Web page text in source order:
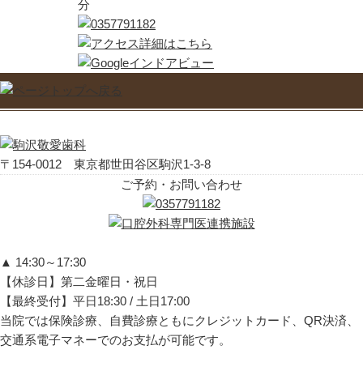
分
〒154-0012 東京都世田谷区駒沢1-3-8
ご予約・お問い合わせ
▲ 14:30～17:30
【休診日】第二金曜日・祝日
【最終受付】平日18:30 / 土日17:00
当院では保険診療、自費診療ともにクレジットカード、QR決済、
交通系電子マネーでのお支払が可能です。